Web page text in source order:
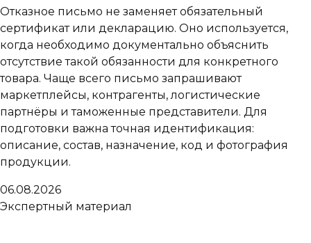
Отказное письмо не заменяет обязательный
сертификат или декларацию. Оно используется,
когда необходимо документально объяснить
отсутствие такой обязанности для конкретного
товара. Чаще всего письмо запрашивают
маркетплейсы, контрагенты, логистические
партнёры и таможенные представители. Для
подготовки важна точная идентификация:
описание, состав, назначение, код и фотография
продукции.
06.08.2026
Экспертный материал